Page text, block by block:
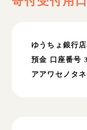
ゆうちょ銀行
預金 口座番号
アアワセノタ